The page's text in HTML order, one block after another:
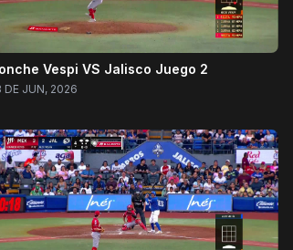
Vespi VS Jalisco Juego 2
DE JUN, 2026